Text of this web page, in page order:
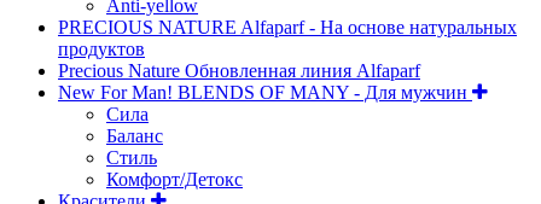
Anti-yellow
PRECIOUS NATURE Alfaparf - На основе натуральных
продуктов
Precious Nature Обновленная линия Alfaparf
New For Man! BLENDS OF MANY - Для мужчин
Сила
Баланс
Стиль
Комфорт/Детокс